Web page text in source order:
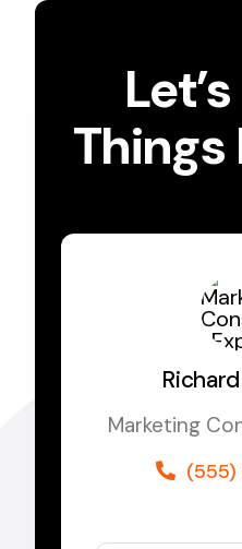
Things
Marketing
(555)